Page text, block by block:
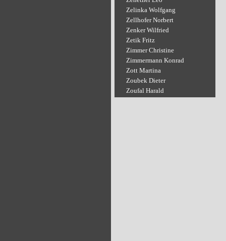
Zelinka Wolfgang
Zellhofer Norbert
Zenker Wilfried
Zetik Fritz
Zimmer Christine
Zimmermann Konrad
Zott Martina
Zoubek Dieter
Zoufal Harald